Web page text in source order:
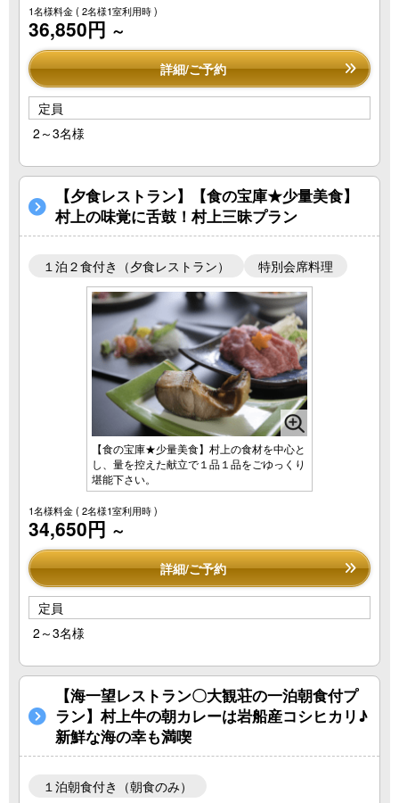
1名様料金( 2名様1室利用時 )
36,850円 ～
詳細/ご予約
定員
2～3名様
【夕食レストラン】【食の宝庫★少量美食】
村上の味覚に舌鼓！村上三昧プラン
１泊２食付き（夕食レストラン） 特別会席料理
【食の宝庫★少量美食】村上の食材を中心と
し、量を控えた献立で１品１品をごゆっくり
堪能下さい。
1名様料金( 2名様1室利用時 )
34,650円 ～
詳細/ご予約
定員
2～3名様
【海一望レストラン〇大観荘の一泊朝食付プ
ラン】村上牛の朝カレーは岩船産コシヒカリ♪
新鮮な海の幸も満喫
１泊朝食付き（朝食のみ）